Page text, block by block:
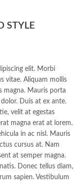
STYLE
elit. Morbi
vitae. Aliquam mollis
magna. Mauris porta
Duis at ex ante.
velit at egestas
magna erat at lorem.
in ac nisl. Mauris
cursus at. Nam
at semper magna.
Donec tellus diam,
sapien. Vestibulum